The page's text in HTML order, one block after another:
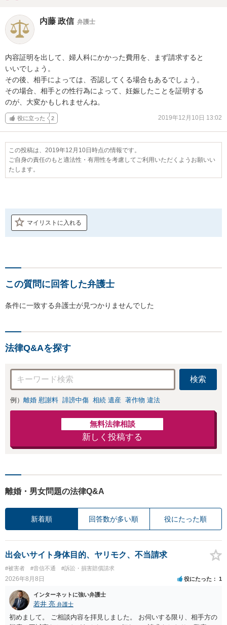
内藤 政信 弁護士
内容証明を出して、婦人科にかかった費用を、まず請求すると
いいでしょう。
その後、相手によっては、否認してくる場合もあるでしょう。
その場合、相手との性行為によって、妊娠したことを証明する
のが、大変かもしれませんね。
役に立った 2 2019年12月10日 13:02
この投稿は、2019年12月10日時点の情報です。
ご自身の責任のもと適法性・有用性を考慮してご利用いただくようお願いい
たします。
マイリストに入れる
この質問に回答した弁護士
条件に一致する弁護士が見つかりませんでした
法律Q&Aを探す
検索
例） 離婚 慰謝料 誹謗中傷 相続 遺産 著作物 違法
無料法律相談
新しく投稿する
離婚・男女問題の法律Q&A
新着順 回答数が多い順 役にたった順
出会いサイト身体目的、ヤリモク、不当請求
#被害者 #音信不通 #訴訟・損害賠償請求
2026年8月8日 役にたった 1
インターネットに強い弁護士
若井 亮 弁護士
初めまして。 ご相談内容を拝見しました。 お伺いする限り、相手方の